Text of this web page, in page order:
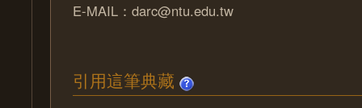
E-MAIL：darc@ntu.edu.tw
引用這筆典藏